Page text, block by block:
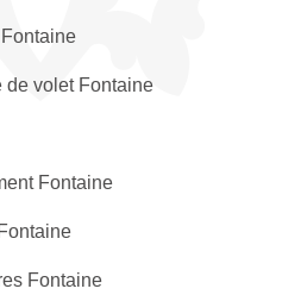
de volet Fontaine
Fontaine
Fontaine